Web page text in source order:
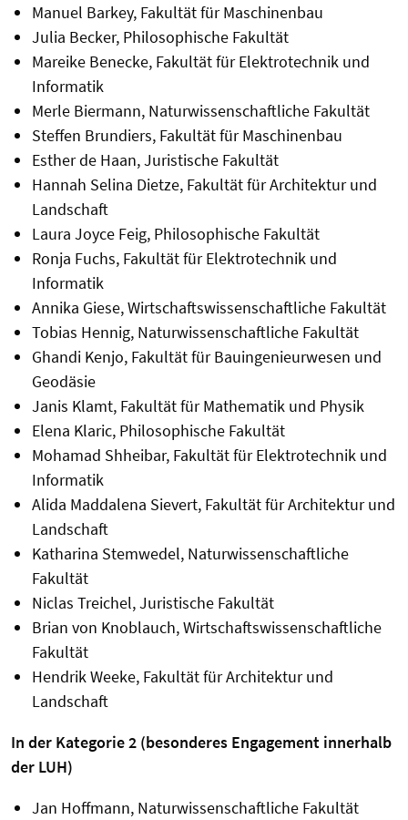
Manuel Barkey, Fakultät für Maschinenbau
Julia Becker, Philosophische Fakultät
Mareike Benecke, Fakultät für Elektrotechnik und
Informatik
Merle Biermann, Naturwissenschaftliche Fakultät
Steffen Brundiers, Fakultät für Maschinenbau
Esther de Haan, Juristische Fakultät
Hannah Selina Dietze, Fakultät für Architektur und
Landschaft
Laura Joyce Feig, Philosophische Fakultät
Ronja Fuchs, Fakultät für Elektrotechnik und
Informatik
Annika Giese, Wirtschaftswissenschaftliche Fakultät
Tobias Hennig, Naturwissenschaftliche Fakultät
Ghandi Kenjo, Fakultät für Bauingenieurwesen und
Geodäsie
Janis Klamt, Fakultät für Mathematik und Physik
Elena Klaric, Philosophische Fakultät
Mohamad Shheibar, Fakultät für Elektrotechnik und
Informatik
Alida Maddalena Sievert, Fakultät für Architektur und
Landschaft
Katharina Stemwedel, Naturwissenschaftliche
Fakultät
Niclas Treichel, Juristische Fakultät
Brian von Knoblauch, Wirtschaftswissenschaftliche
Fakultät
Hendrik Weeke, Fakultät für Architektur und
Landschaft
In der Kategorie 2 (besonderes Engagement innerhalb
der LUH)
Jan Hoffmann, Naturwissenschaftliche Fakultät